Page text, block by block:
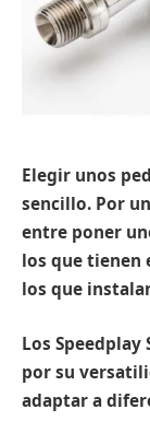
Elegir unos
sencillo. Por
entre poner
los que tienen
los que
Los Speedplay
por su
adaptar a